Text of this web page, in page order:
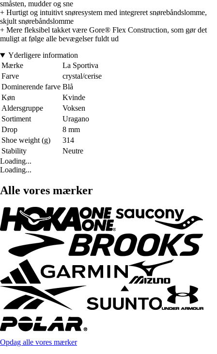
småsten, mudder og sne
+ Hurtigt og intuitivt snøresystem med integreret snørebåndslomme,
skjult snørebåndslomme
+ Mere fleksibel takket være Gore® Flex Construction, som gør det
muligt at følge alle bevægelser fuldt ud
Yderligere information
Mærke
La Sportiva
Farve
crystal/cerise
Dominerende farve Blå
Køn
Kvinde
Aldersgruppe
Voksen
Sortiment
Uragano
Drop
8 mm
Shoe weight (g)
314
Stability
Neutre
Loading...
Loading...
Alle vores mærker
Opdag alle vores mærker